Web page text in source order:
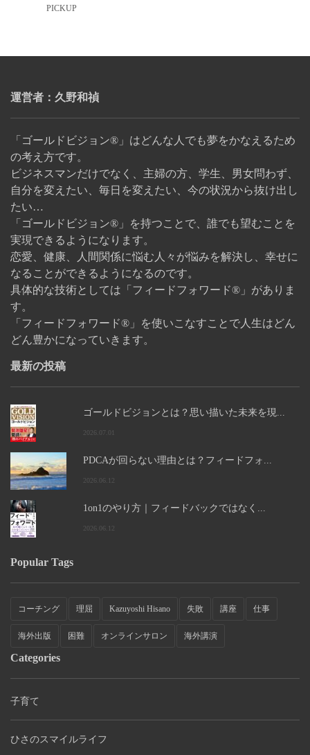
PICKUP
運営者：久野和禎
「ゴールドビジョン®」はどんな人でも夢をかなえるため
の考え方です。
ビジネスマンだけでなく、主婦の方、学生、男女問わず、
自分を変えたい、毎日を変えたい、今の状況から抜け出し
たい…
「ゴールドビジョン®」を持つことで、誰でも望むことを
実現できるようになります。
恋愛、健康、人間関係に悩む人々が悩みを解決し、幸せに
なることができるようになるのです。
具体的な技術としては「フィードフォワード®」がありま
す。
「フィードフォワード®」を使いこなすことで人生はどん
どん豊かになっていきます。
最新の投稿
ゴールドビジョンとは？思い描いた未来を現...
2026.07.01
PDCAが回らない理由とは？フィードフォ...
2026.06.12
1on1のやり方｜フィードバックではなく...
2026.06.12
Popular Tags
コーチング 理屈 Kazuyoshi Hisano 失敗 講座 仕事
海外出版 困難 オンラインサロン 海外講演
Categories
子育て
ひさのスマイルライフ